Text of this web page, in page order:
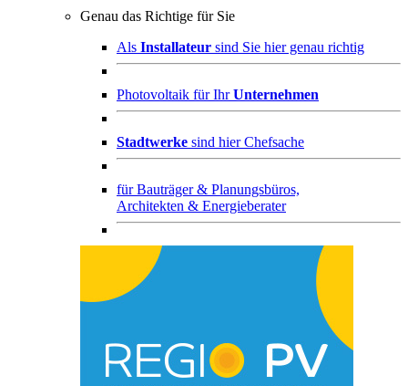
Genau das Richtige für Sie
Als Installateur sind Sie hier genau richtig
Photovoltaik für IhrUnternehmen
Stadtwerke sind hier Chefsache
fürBauträger & Planungsbüros,
Architekten & Energieberater